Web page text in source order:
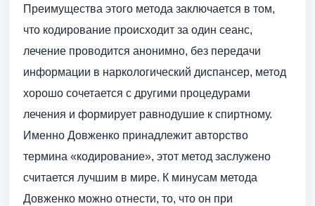
Преимущества этого метода заключается в том,
что кодирование происходит за один сеанс,
лечение проводится анонимно, без передачи
информации в наркологический диспансер, метод
хорошо сочетается с другими процедурами
лечения и формирует равнодушие к спиртному.
Именно Довженко принадлежит авторство
термина «кодирование», этот метод заслужено
считается лучшим в мире. К минусам метода
Довженко можно отнести, то, что он при